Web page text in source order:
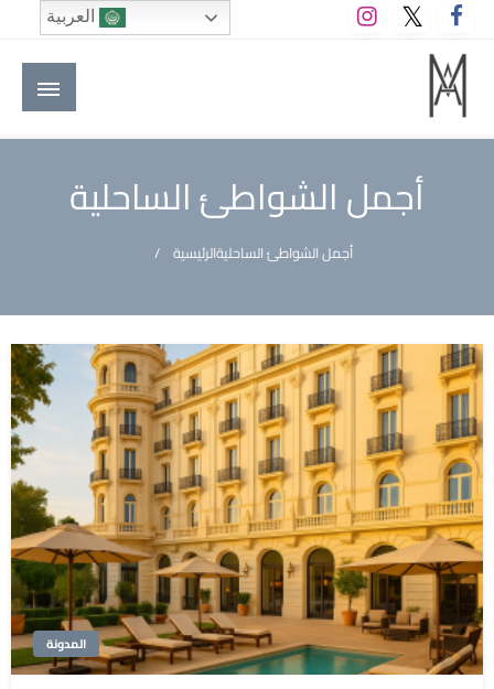
التخطي
إلى
المحتوى
M A hotels | إم ايه هوتيلز
الموقع الأول للعاملين في الفنادق في العالم العربي
أجمل الشواطئ الساحلية
الرئيسيةأجمل الشواطئ الساحلية
المدونة
العربية